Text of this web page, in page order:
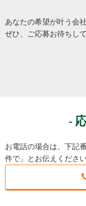
あなたの希望が叶う会
ぜひ、ご応募お待ちし
お電話の場合は、下記
件で」とお伝えください